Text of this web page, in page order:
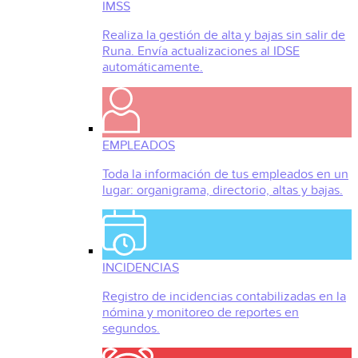
IMSS
Realiza la gestión de alta y bajas sin salir de
Runa. Envía actualizaciones al IDSE
automáticamente.
EMPLEADOS
Toda la información de tus empleados en un
lugar: organigrama, directorio, altas y bajas.
INCIDENCIAS
Registro de incidencias contabilizadas en la
nómina y monitoreo de reportes en
segundos.